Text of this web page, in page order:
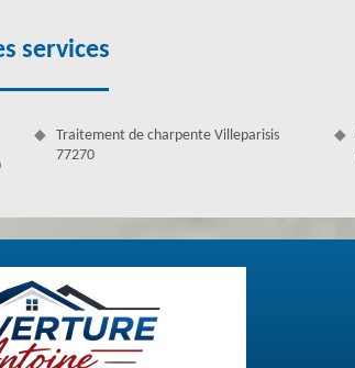
de protection. Sur ce, les eaux
grave pour finir jusqu’à
qu’elle n’est plus en mesure
avez prévu ce type de projet.
services
Traitement de charpente Villeparisis
77270